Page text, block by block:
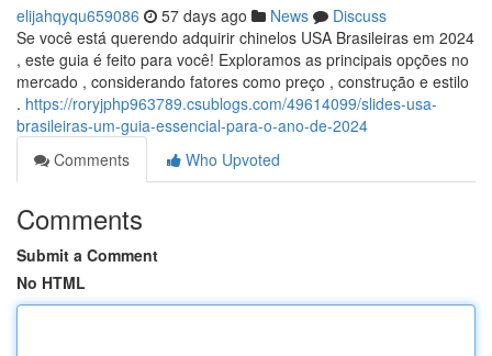
elijahqyqu659086 57 days ago News
Discuss
Se você está querendo adquirir chinelos USA Brasileiras em 2024
, este guia é feito para você! Exploramos as principais opções no
mercado , considerando fatores como preço , construção e estilo
. https://roryjphp963789.csublogs.com/49614099/slides-usa-
brasileiras-um-guia-essencial-para-o-ano-de-2024
Comments
Who Upvoted
Comments
Submit a Comment
No HTML